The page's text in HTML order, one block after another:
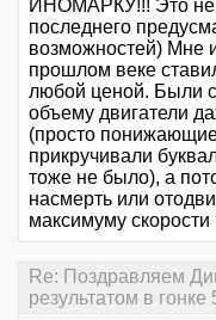
ИНОМАРКУ!!! Это не
последнего
возможностей) Мне
прошлом веке
любой ценой. Были
объему двигатели
(просто
прикручивали
тоже не было), а
насмерть или
максимуму скорости
Re: Поздравляем
результатом в